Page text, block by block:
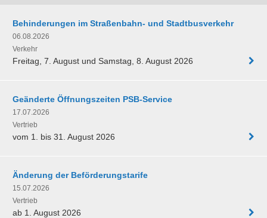
Behinderungen im Straßenbahn- und Stadtbusverkehr
06.08.2026
Verkehr
Freitag, 7. August und Samstag, 8. August 2026
Geänderte Öffnungszeiten PSB-Service
17.07.2026
Vertrieb
vom 1. bis 31. August 2026
Änderung der Beförderungstarife
15.07.2026
Vertrieb
ab 1. August 2026